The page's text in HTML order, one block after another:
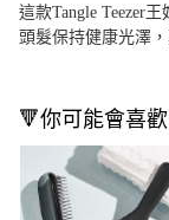
這款Tangle Teezer
頭髮保持健康光澤
🔻你可能會喜歡